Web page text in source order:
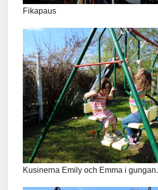
Fikapaus
Kusinerna Emily och Emma i gungan.